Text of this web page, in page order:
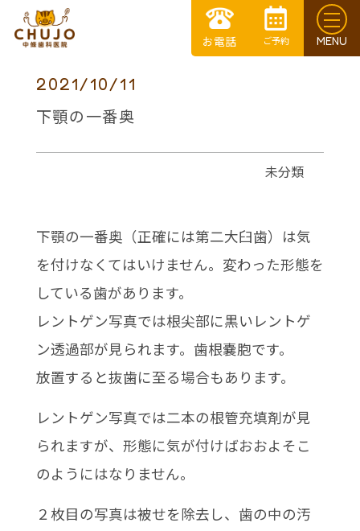
2021/10/11
下顎の一番奥
未分類
下顎の一番奥（正確には第二大臼歯）は気
を付けなくてはいけません。変わった形態を
している歯があります。
レントゲン写真では根尖部に黒いレントゲ
ン透過部が見られます。歯根嚢胞です。
放置すると抜歯に至る場合もあります。
レントゲン写真では二本の根管充填剤が見
られますが、形態に気が付けばおおよそこ
のようにはなりません。
２枚目の写真は被せを除去し、歯の中の汚